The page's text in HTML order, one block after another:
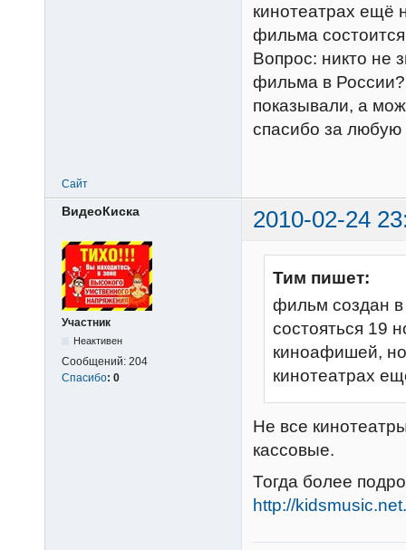
кинотеатрах ещё
фильма
Вопрос: никто не
фильма в
показывали, а
спасибо за
Сайт
ВидеоКиска 2010-02-24
Участник
Неактивен
Сообщений: 204
Спасибо: 0
Тим пишет:
фильм создан
состояться 19
киноафишей,
кинотеатрах
Не все
кассовые.
Тогда более
http://